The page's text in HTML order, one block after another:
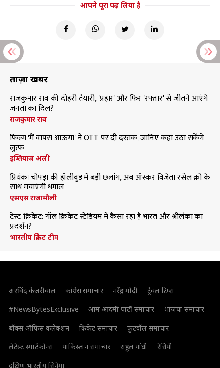
आपने पूरा पढ़ लिया है
ताज़ा खबरें
राजकुमार राव की दोहरी तैयारी, 'प्रहार' और फिर 'रफ्तार' से जीतने आएंगे
जनता का दिल?
राजकुमार राव
फिल्म 'मैं वापस आऊंगा' ने OTT पर दी दस्तक, जानिए कहां उठा सकेंगे
लुत्फ
इम्तियाज अली
प्रियंका चोपड़ा की हॉलीवुड में बड़ी छलांग, अब ऑस्कर विजेता रसेल क्रो के
साथ मचाएंगी धमाल
एसएस राजामौली
टेस्ट क्रिकेट: गॉल क्रिकेट स्टेडियम में कैसा रहा है भारत और श्रीलंका का
प्रदर्शन?
भारतीय क्रिकेट टीम
अरविंद केजरीवाल कांग्रेस समाचार नरेंद्र मोदी
ट्रैवल टिप्स
#NewsBytesExclusive
आम आदमी पार्टी समाचार
भाजपा समाचार
बॉक्स ऑफिस कलेक्शन
क्रिकेट समाचार
फुटबॉल समाचार
लेटेस्ट स्मार्टफोन्स
पाकिस्तान समाचार राहुल गांधी
रेसिपी
दक्षिण भारतीय सिनेमा